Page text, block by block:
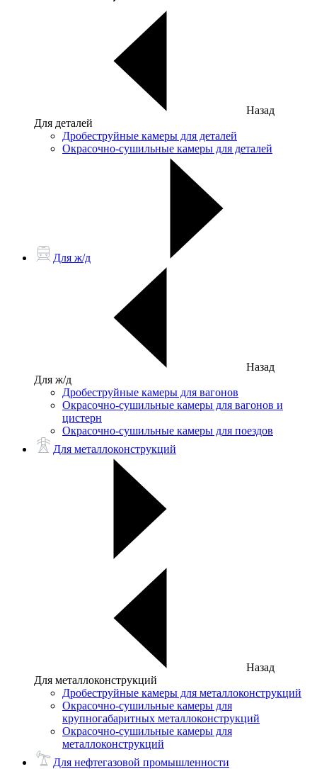
Назад
Для деталей
Дробеструйные камеры для деталей
Окрасочно-сушильные камеры для деталей
Для ж/д
Назад
Для ж/д
Дробеструйные камеры для вагонов
Окрасочно-сушильные камеры для вагонов и
цистерн
Окрасочно-сушильные камеры для поездов
Для металлоконструкций
Назад
Для металлоконструкций
Дробеструйные камеры для металлоконструкций
Окрасочно-сушильные камеры для
крупногабаритных металлоконструкций
Окрасочно-сушильные камеры для
металлоконструкций
Для нефтегазовой промышленности